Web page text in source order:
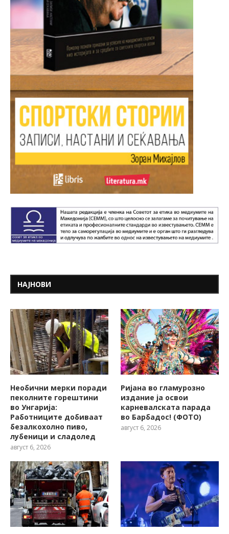
НАЈНОВИ
Необични мерки поради
пеколните горештини
во Унгарија:
Работниците добиваат
безалкохолно пиво,
лубеници и сладолед
август 6, 2026
Ријана во гламурозно
издание ја освои
карневалската парада
во Барбадос! (ФОТО)
август 6, 2026